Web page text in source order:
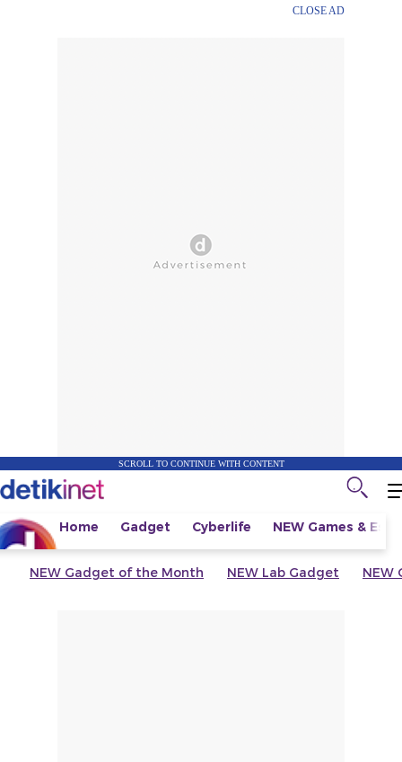
CLOSE AD
SCROLL TO CONTINUE WITH CONTENT
Home Gadget Cyberlife NEW Games &
NEW Gadget of the Month NEW Lab Gadget NEW